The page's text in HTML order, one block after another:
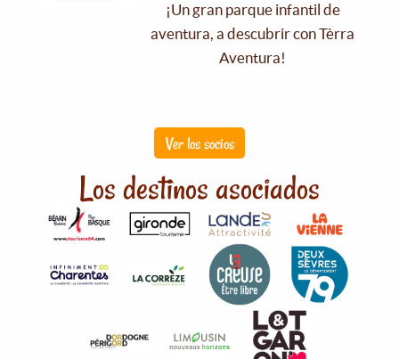
¡Un gran parque infantil de
aventura, a descubrir con Tèrra
Aventura!
Ver los socios
Los destinos asociados